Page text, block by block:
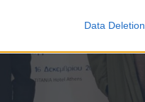
Data Deletion